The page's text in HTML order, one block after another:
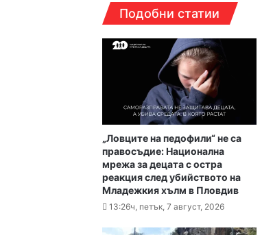
Над 5 кг
16:16ч, петък, 7
Какво да
16:10ч, петък, 7
Етикетите в
16:00ч, петък, 7
Подобни статии
„Ловците на педофили“ не са
правосъдие: Национална
мрежа за децата с остра
реакция след убийството на
Младежкия хълм в Пловдив
13:26ч, петък, 7 август, 2026